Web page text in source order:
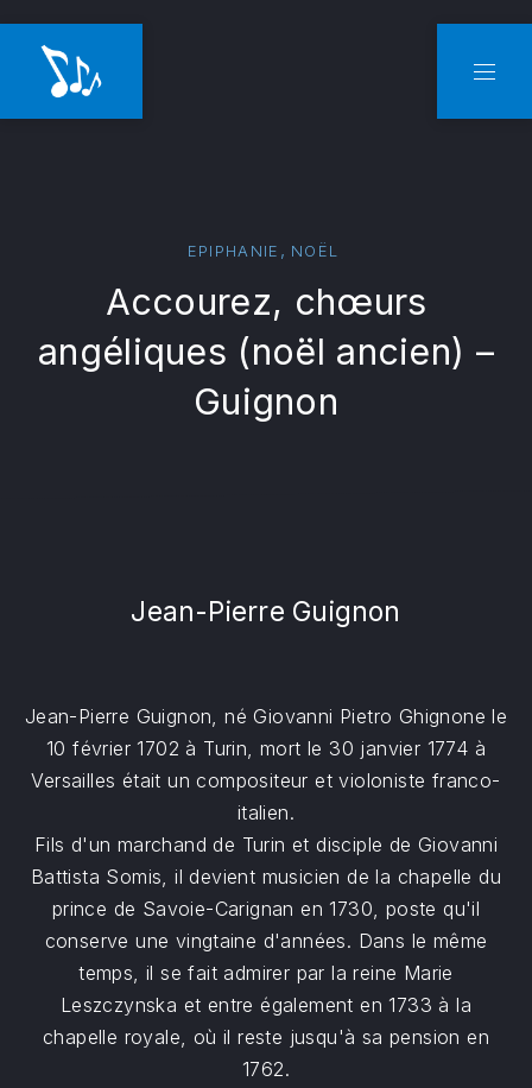
EPIPHANIE , NOËL
Accourez, chœurs
angéliques (noël ancien) –
Guignon
Jean-Pierre Guignon
Jean-Pierre Guignon, né Giovanni Pietro Ghignone le
10 février 1702 à Turin, mort le 30 janvier 1774 à
Versailles était un compositeur et violoniste franco-
italien.
Fils d'un marchand de Turin et disciple de Giovanni
Battista Somis, il devient musicien de la chapelle du
prince de Savoie-Carignan en 1730, poste qu'il
conserve une vingtaine d'années. Dans le même
temps, il se fait admirer par la reine Marie
Leszczynska et entre également en 1733 à la
chapelle royale, où il reste jusqu'à sa pension en
1762.